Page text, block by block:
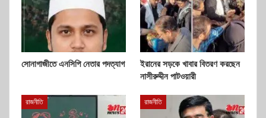
সোনাগাজীতে এনসিপি নেতার পদত্যাগ
ইরানের সড়কে খাবার বিতরণ করছেন
নাসীরুদ্দীন পাটওয়ারী
রাজনীতি রাজনীতি